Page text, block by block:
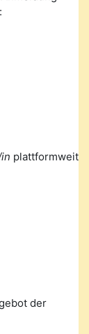
plattformweit
der